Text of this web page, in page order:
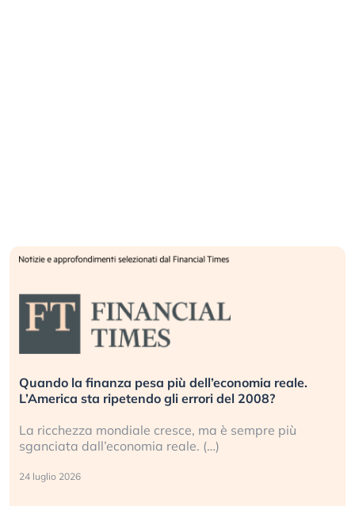
Quando la finanza pesa più dell’economia reale.
L’America sta ripetendo gli errori del 2008?
La ricchezza mondiale cresce, ma è sempre più
sganciata dall’economia reale. (…)
24 luglio 2026